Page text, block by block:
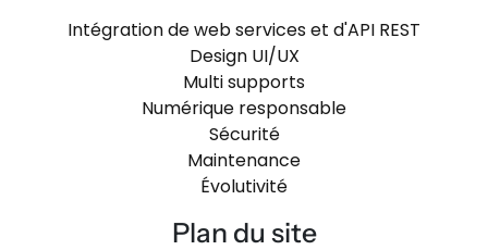
Intégration de web services et d'API REST
Design UI/UX
Multi supports
Numérique responsable
Sécurité
Maintenance
Évolutivité
Plan du site